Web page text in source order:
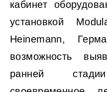
кабинет
установкой
Heinemann,
возможность
ранней